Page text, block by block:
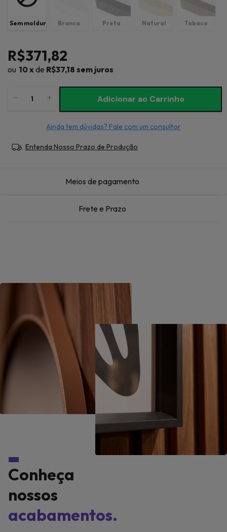
Sem moldura Branca Preta Natural Tabaco
R$371,82
10x de R$37,18 sem juros
Ainda tem dúvidas? Fale com um consultor
Entenda Nosso Prazo de Produção
Meios de pagamento
Frete e Prazo
Conheça
nossos
acabamentos.